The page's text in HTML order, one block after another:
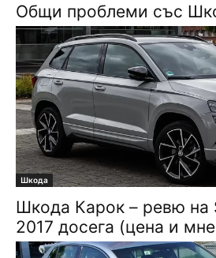
Общи проблеми със
Шкода
Шкода Карок – ревю на
2017 досега (цена и